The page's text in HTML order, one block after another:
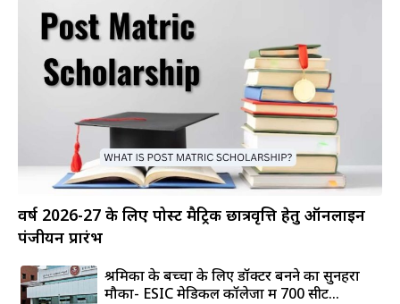
वर्ष 2026-27 के लिए पोस्ट मैट्रिक छात्रवृत्ति हेतु ऑनलाइन
पंजीयन प्रारंभ
श्रमिकों के बच्चों के लिए डॉक्टर बनने का सुनहरा
मौका- ESIC मेडिकल कॉलेजों में 700 सीटें...